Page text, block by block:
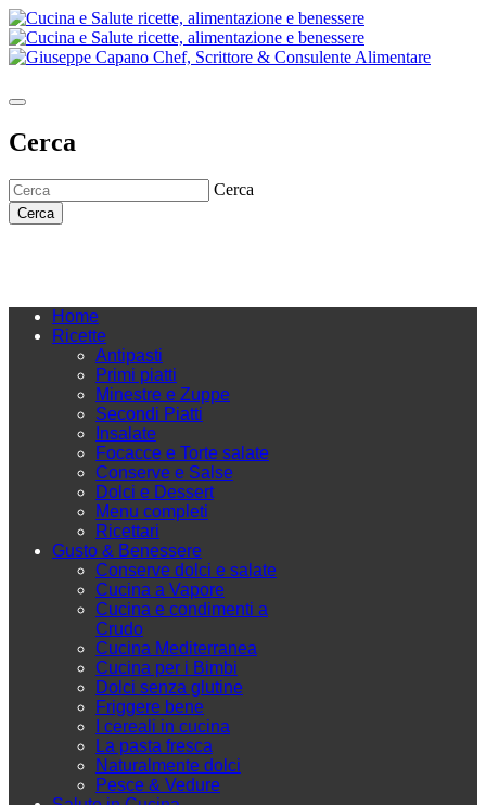
Cerca
Cerca
Cerca
Home
Ricette
Antipasti
Primi piatti
Minestre e Zuppe
Secondi Piatti
Insalate
Focacce e Torte salate
Conserve e Salse
Dolci e Dessert
Menu completi
Ricettari
Gusto & Benessere
Conserve dolci e salate
Cucina a Vapore
Cucina e condimenti a
Crudo
Cucina Mediterranea
Cucina per i Bimbi
Dolci senza glutine
Friggere bene
I cereali in cucina
La pasta fresca
Naturalmente dolci
Pesce & Vedure